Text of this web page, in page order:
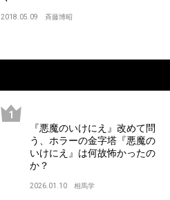
2018.05.09 斉藤博昭
『悪魔のいけにえ』改めて問
う、ホラーの金字塔『悪魔の
いけにえ』は何故怖かったの
か？
2026.01.10 相馬学